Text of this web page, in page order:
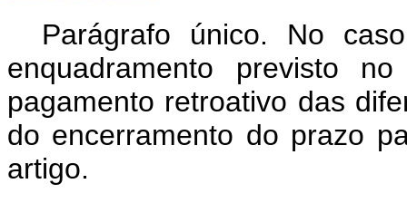
Parágrafo único. No
enquadramento previsto
pagamento retroativo das
do encerramento do prazo
artigo.